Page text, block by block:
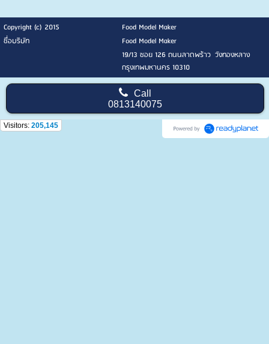
Copyright (c) 2015
Food Model Maker
ชื่อบริษัท
Food Model Maker
19/13 ซอย 126 ถนนลาดพร้าว วังทองหลาง
กรุงเทพมหานคร 10310
Call
0813140075
Visitors: 205,145